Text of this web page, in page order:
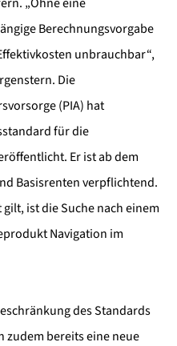
Berechnungsvorgabe
unbrauchbar“,
Die
(PIA) hat
für die
Er ist ab dem
Basisrenten verpflichtend.
ist die Suche nach einem
Navigation im
des Standards
zudem bereits eine neue